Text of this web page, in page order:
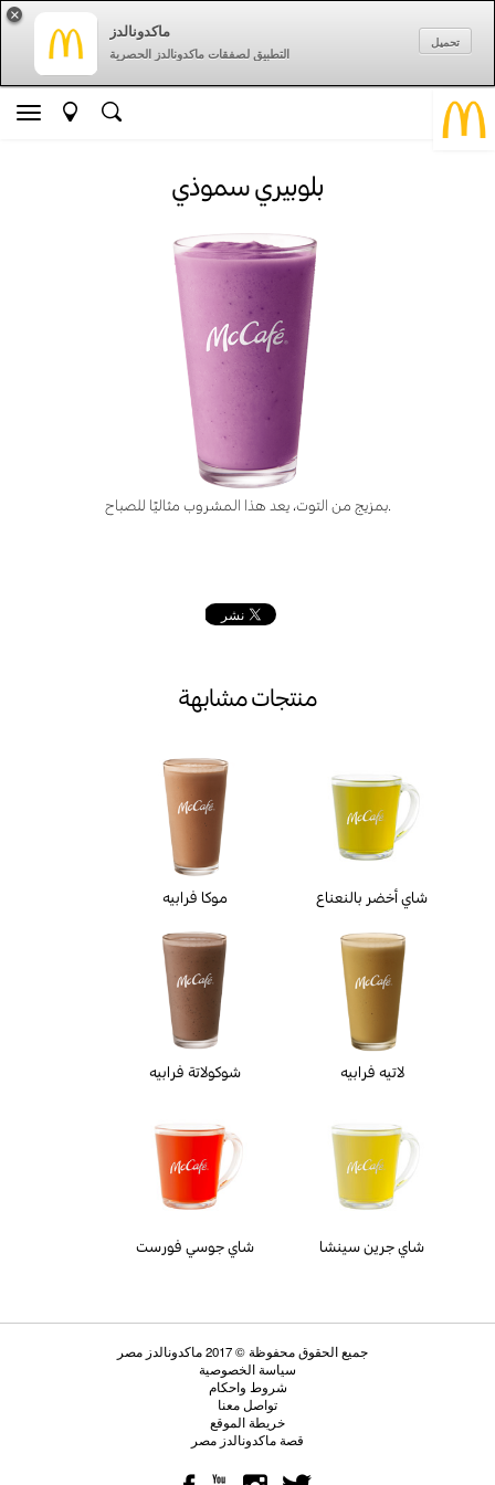
ماكدونالدز
التطبيق لصفقات ماكدونالدز الحصرية
تحميل
×
بلوبيري سموذي
.بمزيج من التوت، يعد هذا المشروب مثاليًا للصباح
منتجات مشابهة
شاي أخضر بالنعناع موكا فرابيه
لاتيه فرابيه شوكولاتة فرابيه
شاي جرين سينشا شاي جوسي فورست
سياسة الخصوصية
شروط واحكام
تواصل معنا
خريطة الموقع
قصة ماكدونالدز مصر